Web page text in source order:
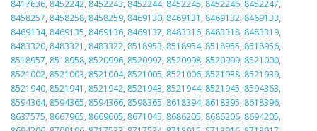
8417636, 8452242, 8452243, 8452244, 8452245, 8452246, 8452247,
8458257, 8458258, 8458259, 8469130, 8469131 , 8469132, 8469133,
8469134, 8469135, 8469136, 8469137, 8483316, 8483318, 8483319,
8483320, 8483321 , 8483322, 8518953, 8518954, 8518955, 8518956,
8518957, 8518958, 8520996, 8520997, 8520998, 8520999, 8521000,
8521002, 8521003, 8521004, 8521005, 8521006, 8521938, 8521939,
8521940, 8521941 , 8521942, 8521943, 8521944, 8521945, 8594363,
8594364, 8594365, 8594366, 8598365, 8618394, 8618395, 8618396,
8637575, 8667965, 8669605, 8671045, 8686205, 8686206, 8694205,